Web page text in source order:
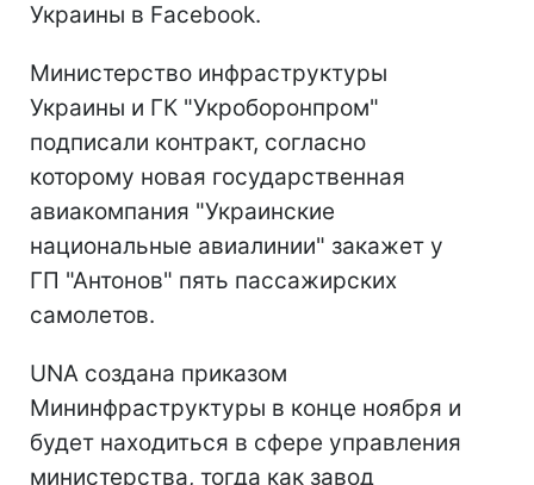
Украины в Facebook.
Министерство инфраструктуры
Украины и ГК "Укроборонпром"
подписали контракт, согласно
которому новая государственная
авиакомпания "Украинские
национальные авиалинии" закажет у
ГП "Антонов" пять пассажирских
самолетов.
UNA создана приказом
Мининфраструктуры в конце ноября и
будет находиться в сфере управления
министерства, тогда как завод